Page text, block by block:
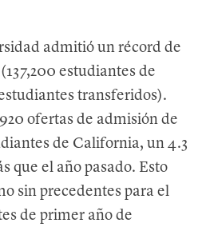
admitió un récord de
estudiantes de
transferidos).
ofertas de admisión de
de California, un 4.3
que el año pasado. Esto
sin precedentes para el
de primer año de